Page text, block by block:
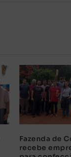
Fazenda de
recebe